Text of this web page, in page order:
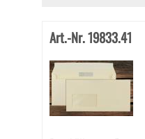
Art.-Nr. 19833.41